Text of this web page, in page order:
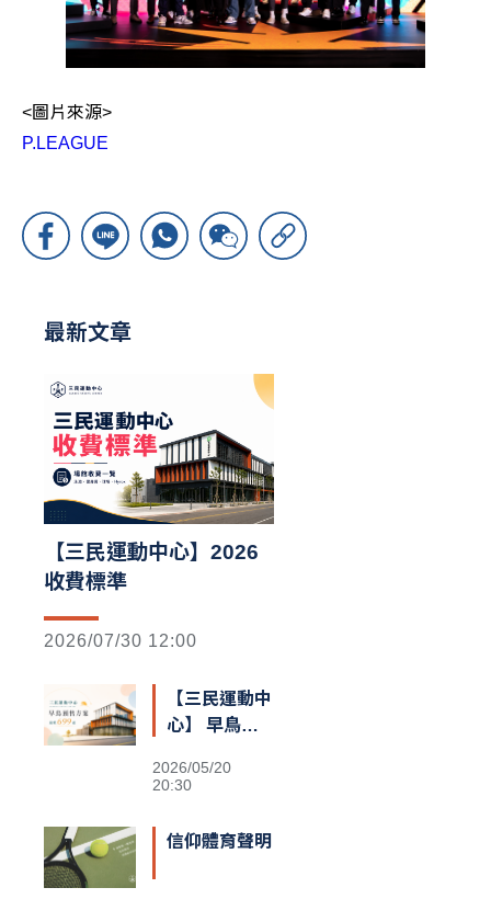
<圖片來源>
P.LEAGUE
最新文章
【三民運動中心】2026
收費標準
2026/07/30 12:00
【三民運動中
心】 早鳥預
2026/05/20
20:30
信仰體育聲明